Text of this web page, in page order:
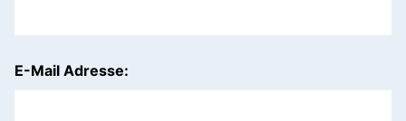
E-Mail Adresse: